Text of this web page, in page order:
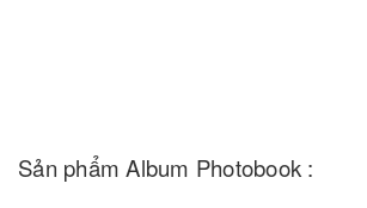
Sản phẩm Album Photobook :